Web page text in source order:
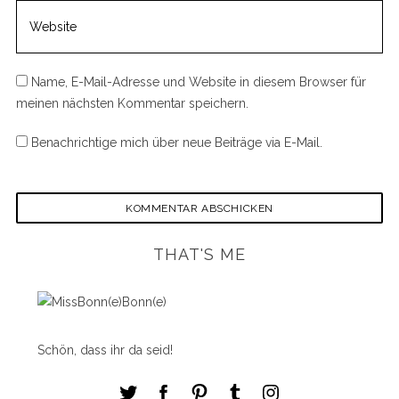
Name, E-Mail-Adresse und Website in diesem Browser für
meinen nächsten Kommentar speichern.
Benachrichtige mich über neue Beiträge via E-Mail.
THAT'S ME
Schön, dass ihr da seid!